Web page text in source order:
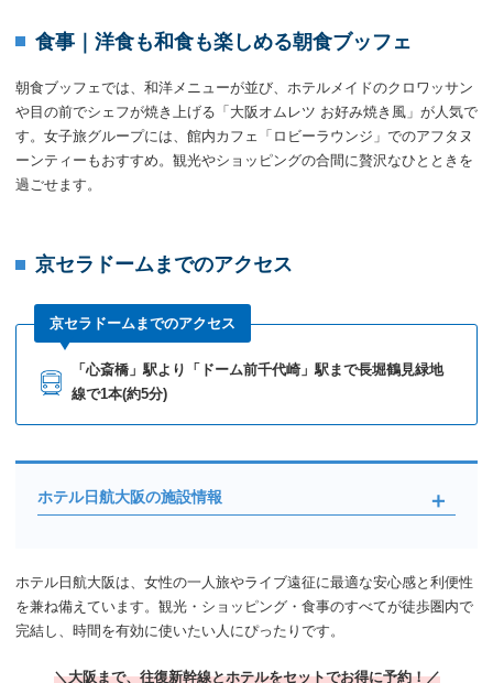
食事｜洋食も和食も楽しめる朝食ブッフェ
朝食ブッフェでは、和洋メニューが並び、ホテルメイドのクロワッサン
や目の前でシェフが焼き上げる「大阪オムレツ お好み焼き風」が人気で
す。女子旅グループには、館内カフェ「ロビーラウンジ」でのアフタヌ
ーンティーもおすすめ。観光やショッピングの合間に贅沢なひとときを
過ごせます。
京セラドームまでのアクセス
京セラドームまでのアクセス
「心斎橋」駅より「ドーム前千代崎」駅まで長堀鶴見緑地
線で1本(約5分)
ホテル日航大阪の施設情報
ホテル日航大阪は、女性の一人旅やライブ遠征に最適な安心感と利便性
を兼ね備えています。観光・ショッピング・食事のすべてが徒歩圏内で
完結し、時間を有効に使いたい人にぴったりです。
＼大阪まで、往復新幹線とホテルをセットでお得に予約！／